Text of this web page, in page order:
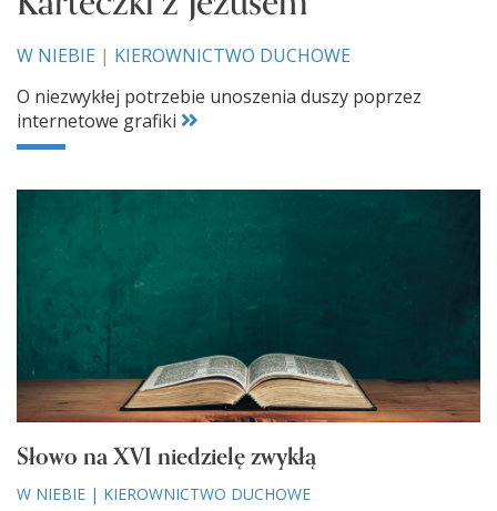
W NIEBIE | KIEROWNICTWO DUCHOWE
O niezwykłej potrzebie unoszenia duszy poprzez
internetowe grafiki
Słowo na XVI niedzielę zwykłą
W NIEBIE | KIEROWNICTWO DUCHOWE